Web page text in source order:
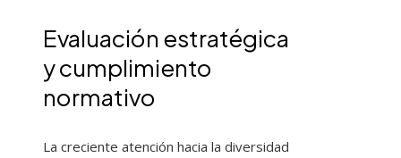
Evaluación estratégica
y cumplimiento
normativo
La creciente atención hacia la diversidad